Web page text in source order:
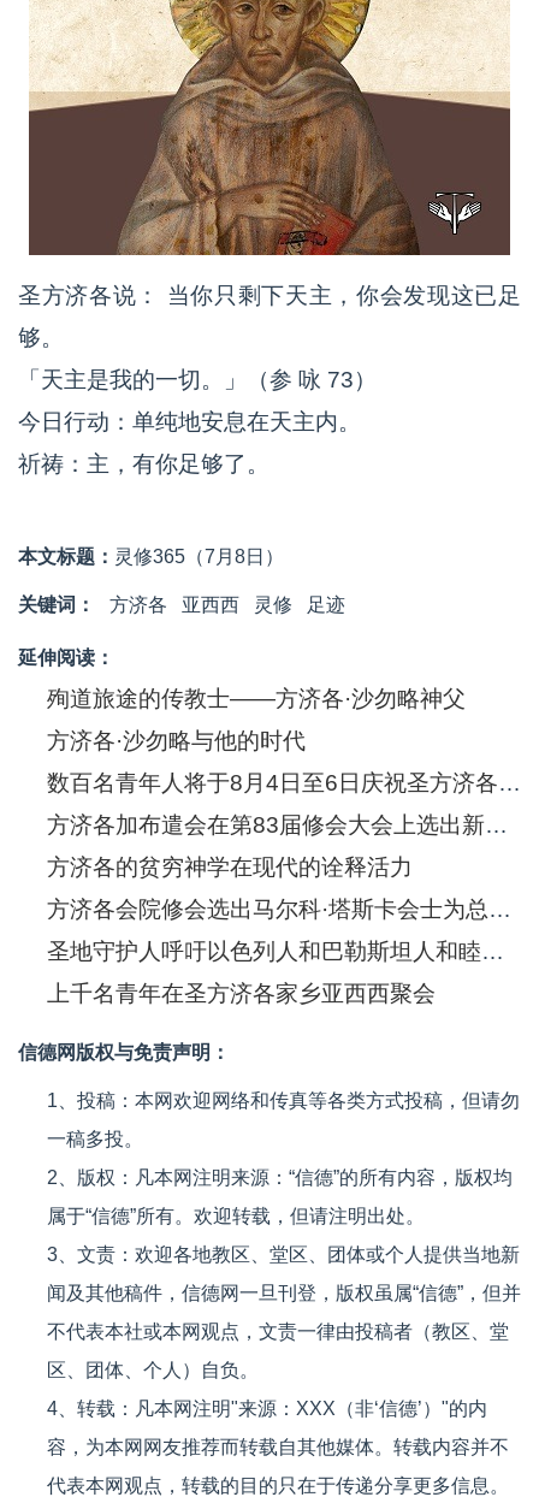
圣方济各说： 当你只剩下天主，你会发现这已足
够。
「天主是我的一切。」（参 咏 73）
今日行动：单纯地安息在天主内。
祈祷：主，有你足够了。
本文标题： 灵修365（7月8日）
关键词： 方济各 亚西西 灵修 足迹
延伸阅读：
殉道旅途的传教士——方济各·沙勿略神父
方济各·沙勿略与他的时代
数百名青年人将于8月4日至6日庆祝圣方济各·沙勿略诞生五百年
方济各加布遣会在第83届修会大会上选出新的总会长
方济各的贫穷神学在现代的诠释活力
方济各会院修会选出马尔科·塔斯卡会士为总会长
圣地守护人呼吁以色列人和巴勒斯坦人和睦共处
上千名青年在圣方济各家乡亚西西聚会
信德网版权与免责声明：
1、投稿：本网欢迎网络和传真等各类方式投稿，但请勿
一稿多投。
2、版权：凡本网注明来源：“信德”的所有内容，版权均
属于“信德”所有。欢迎转载，但请注明出处。
3、文责：欢迎各地教区、堂区、团体或个人提供当地新
闻及其他稿件，信德网一旦刊登，版权虽属“信德”，但并
不代表本社或本网观点，文责一律由投稿者（教区、堂
区、团体、个人）自负。
4、转载：凡本网注明"来源：XXX（非‘信德’）"的内
容，为本网网友推荐而转载自其他媒体。转载内容并不
代表本网观点，转载的目的只在于传递分享更多信息。